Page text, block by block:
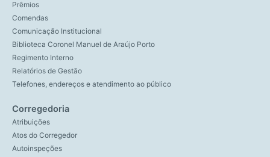
Prêmios
Comendas
Comunicação Institucional
Biblioteca Coronel Manuel de Araújo Porto
Regimento Interno
Relatórios de Gestão
Telefones, endereços e atendimento ao público
Corregedoria
Atribuições
Atos do Corregedor
Autoinspeções